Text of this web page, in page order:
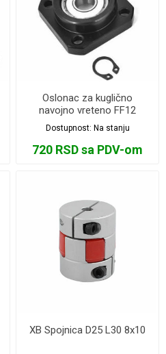
Oslonac za kuglično
navojno vreteno FF12
Dostupnost: Na stanju
720 RSD sa PDV-om
XB Spojnica D25 L30 8x10